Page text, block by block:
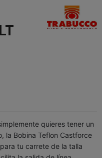
quieres tener un
la Bobina Teflon Castforce
tu carrete de la talla